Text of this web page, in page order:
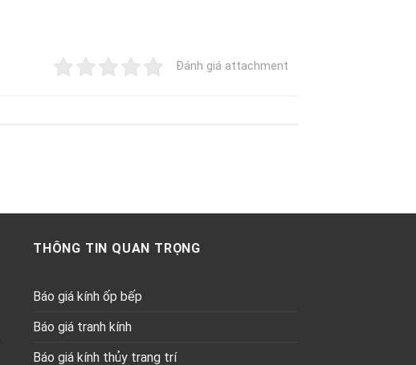
Đánh giá attachment
THÔNG TIN QUAN TRỌNG
Báo giá kính ốp bếp
Báo giá tranh kính
Báo giá kính thủy trang trí